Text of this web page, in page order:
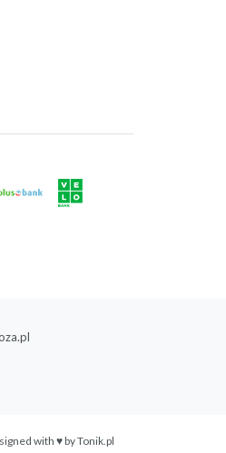
with ♥ byTonik.pl